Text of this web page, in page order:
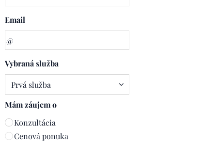
Email
Vybraná služba
Mám záujem o
Konzultácia
Cenová ponuka